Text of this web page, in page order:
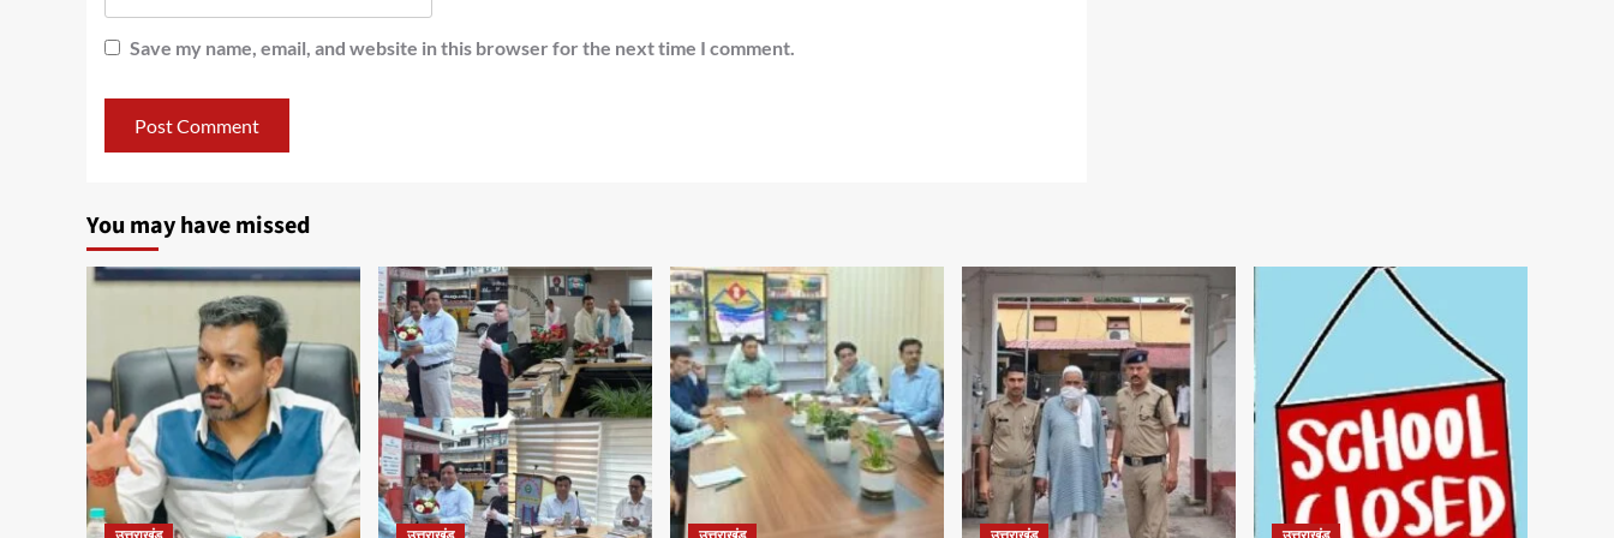
Save my name, email, and website in this browser for the next time I comment.
You may have missed